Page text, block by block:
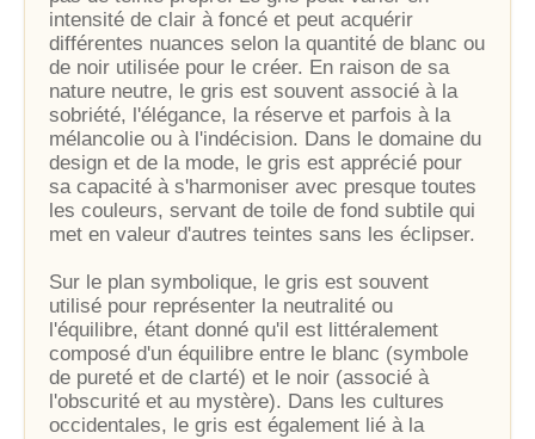
intensité de clair à foncé et peut acquérir
différentes nuances selon la quantité de blanc ou
de noir utilisée pour le créer. En raison de sa
nature neutre, le gris est souvent associé à la
sobriété, l'élégance, la réserve et parfois à la
mélancolie ou à l'indécision. Dans le domaine du
design et de la mode, le gris est apprécié pour
sa capacité à s'harmoniser avec presque toutes
les couleurs, servant de toile de fond subtile qui
met en valeur d'autres teintes sans les éclipser.
Sur le plan symbolique, le gris est souvent
utilisé pour représenter la neutralité ou
l'équilibre, étant donné qu'il est littéralement
composé d'un équilibre entre le blanc (symbole
de pureté et de clarté) et le noir (associé à
l'obscurité et au mystère). Dans les cultures
occidentales, le gris est également lié à la